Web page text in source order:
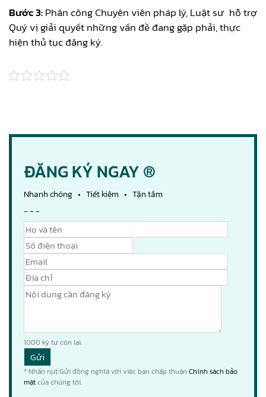
Bước 3:Phân công Chuyên viên pháp lý, Luật sư hỗ trợ
Quý vị giải quyết những vấn đề đang gặp phải, thực
hiện thủ tục đăng ký.
ĐĂNG KÝ NGAY ®
Nhanh chóng • Tiết kiệm • Tận tâm
- - -
1000 ký tự còn lại.
* Nhấn nút Gửi đồng nghĩa với việc bạn chấp thuận Chính sách bảo
mậtcủa chúng tôi.